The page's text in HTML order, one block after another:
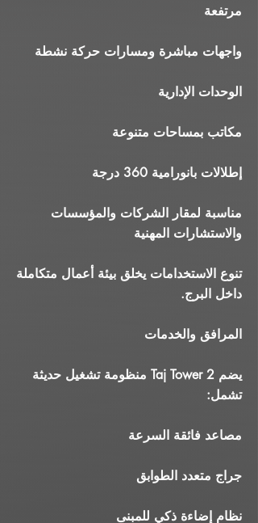
مرتفعة
واجهات مباشرة ومسارات حركة نشطة
الوحدات الإدارية
مكاتب بمساحات متنوعة
إطلالات بانورامية 360 درجة
مناسبة لمقار الشركات والمؤسسات
والاستشارات المهنية
تنوع الاستخدامات يخلق بيئة أعمال متكاملة
داخل البرج.
المرافق والخدمات
يضم Taj Tower 2 منظومة تشغيل حديثة
تشمل:
مصاعد فائقة السرعة
جراج متعدد الطوابق
نظام إضاءة ذكي للمبنى